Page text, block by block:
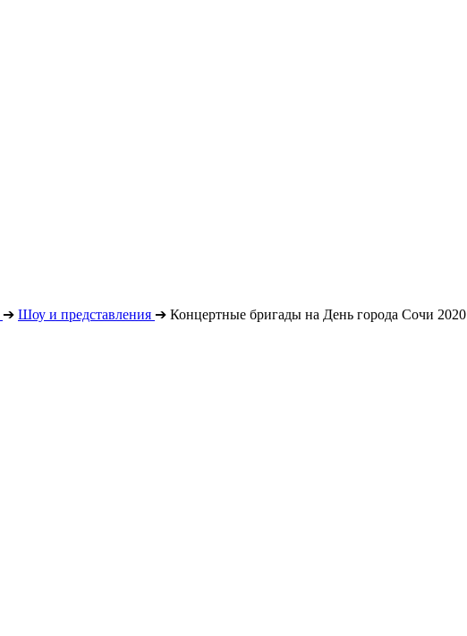
➔ Шоу и представления ➔ Концертные бригады на День города Сочи 2020